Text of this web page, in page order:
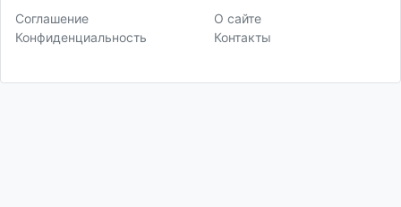
Соглашение
Конфиденциальность
О сайте
Контакты